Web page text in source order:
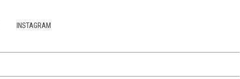
INSTAGRAM